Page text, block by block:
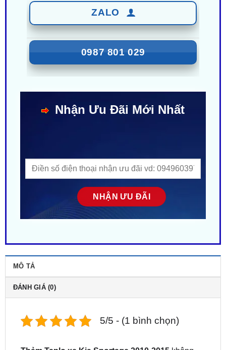
0987 801 029
ĐÁNH GIÁ (0)
Thảm Taplo xe Kia Sportage 2010-2015không